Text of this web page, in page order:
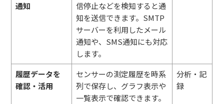
通知
信停止などを検知すると通
知を送信できます。SMTP
サーバーを利用したメール
通知や、SMS通知にも対応
します。
履歴データを
確認・活用
センサーの測定履歴を時系
列で保存し、グラフ表示や
一覧表示で確認できます。
分析・記
録